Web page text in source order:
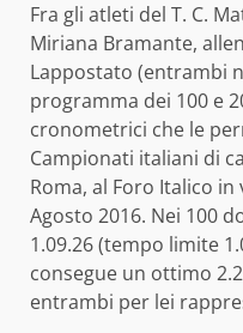
Fra gli atleti del T. C.
Miriana Bramante,
Lappostato (entrambi
programma dei 100 e
cronometrici che le
Campionati italiani di
Roma, al Foro Italico
Agosto 2016. Nei 100
1.09.26 (tempo limite
consegue un ottimo
entrambi per lei